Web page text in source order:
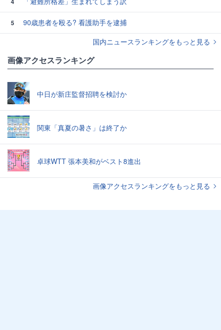
5
90歳患者を殴る? 看護助手を逮捕
国内ニュースランキングをもっと見る
画像アクセスランキング
中日が新庄監督招聘を検討か
関東「真夏の暑さ」は終了か
卓球WTT 張本美和がベスト8進出
画像アクセスランキングをもっと見る